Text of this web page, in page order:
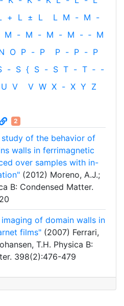
+ L ± L L M - M -
M - M - M - M - ‐ M
O P - P P - P - P
- S { S - S T - T ‐ -
U V V W X - X Y Z
2
of the behavior of
walls in ferrimagnetic
over samples with in-
(2012) Moreno, A.J.;
B: Condensed Matter.
of domain walls in
films" (2007) Ferrari,
T.H. Physica B:
398(2):476-479